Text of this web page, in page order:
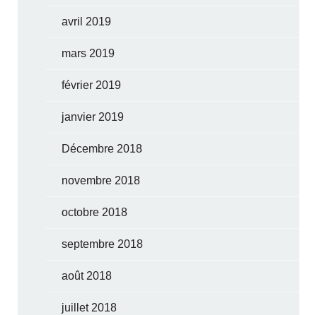
avril 2019
mars 2019
février 2019
janvier 2019
Décembre 2018
novembre 2018
octobre 2018
septembre 2018
août 2018
juillet 2018